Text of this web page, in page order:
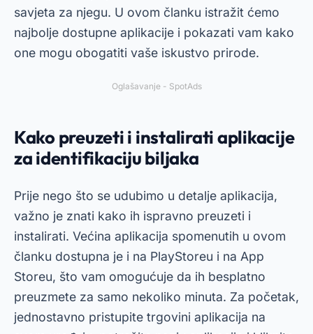
savjeta za njegu. U ovom članku istražit ćemo
najbolje dostupne aplikacije i pokazati vam kako
one mogu obogatiti vaše iskustvo prirode.
Oglašavanje - SpotAds
Kako preuzeti i instalirati aplikacije
za identifikaciju biljaka
Prije nego što se udubimo u detalje aplikacija,
važno je znati kako ih ispravno preuzeti i
instalirati. Većina aplikacija spomenutih u ovom
članku dostupna je i na PlayStoreu i na App
Storeu, što vam omogućuje da ih besplatno
preuzmete za samo nekoliko minuta. Za početak,
jednostavno pristupite trgovini aplikacija na